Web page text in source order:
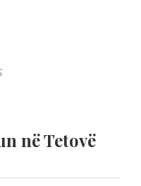
në Tetovë